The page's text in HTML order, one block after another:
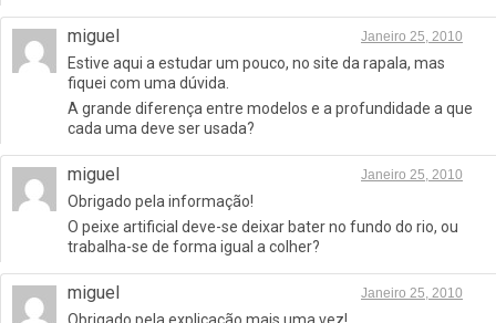
miguel Janeiro 25, 2010
Estive aqui a estudar um pouco, no site da rapala, mas
fiquei com uma dúvida.
A grande diferença entre modelos e a profundidade a que
cada uma deve ser usada?
miguel Janeiro 25, 2010
Obrigado pela informação!
O peixe artificial deve-se deixar bater no fundo do rio, ou
trabalha-se de forma igual a colher?
miguel Janeiro 25, 2010